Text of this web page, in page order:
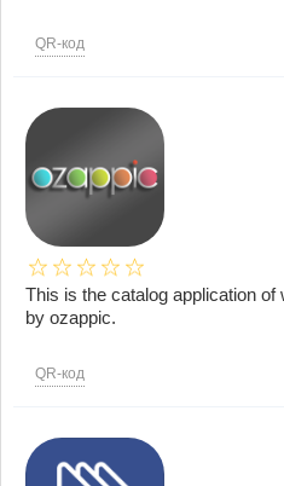
QR-код
This is the catalog application
by ozappic.
QR-код